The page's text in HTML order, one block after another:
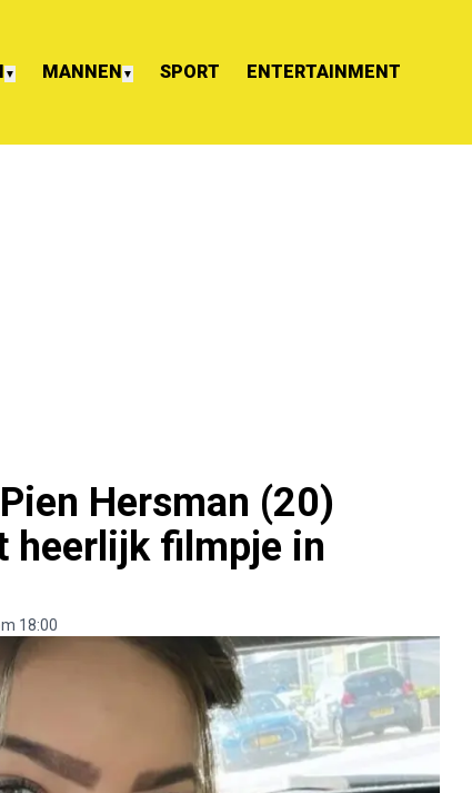
▼ MANNEN ▼ SPORT ENTERTAINMENT
Hersman (20)
heerlijk filmpje in
18:00